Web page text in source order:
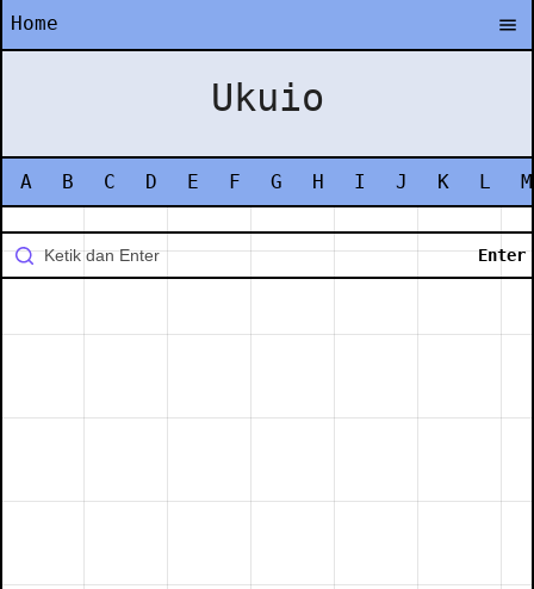
Home
Ukuio
A B C D E F G H I J K L M